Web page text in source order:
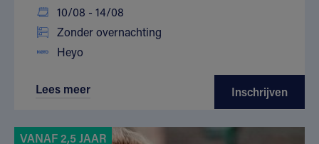
10/08 - 14/08
Zonder overnachting
Heyo
Lees meer Inschrijven
VANAF 2,5 JAAR